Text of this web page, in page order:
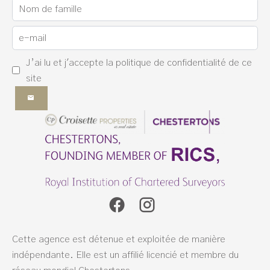
J’ai lu et j'accepte la politique de confidentialité de ce
site
Cette agence est détenue et exploitée de manière
indépendante. Elle est un affilié licencié et membre du